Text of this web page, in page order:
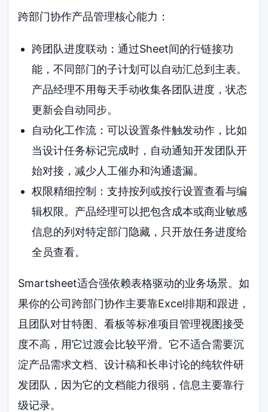
跨部门协作产品管理核心能力：
跨团队进度联动：通过Sheet间的行链接功
能，不同部门的子计划可以自动汇总到主表。
产品经理不用每天手动收集各团队进度，状态
更新会自动同步。
自动化工作流：可以设置条件触发动作，比如
当设计任务标记完成时，自动通知开发团队开
始对接，减少人工催办和沟通遗漏。
权限精细控制：支持按列或按行设置查看与编
辑权限。产品经理可以把包含成本或商业敏感
信息的列对特定部门隐藏，只开放任务进度给
全员查看。
Smartsheet适合强依赖表格驱动的业务场景。如
果你的公司跨部门协作主要靠Excel排期和跟进，
且团队对甘特图、看板等标准项目管理视图接受
度不高，用它过渡会比较平滑。它不适合需要沉
淀产品需求文档、设计稿和长串讨论的纯软件研
发团队，因为它的文档能力很弱，信息主要靠行
级记录。